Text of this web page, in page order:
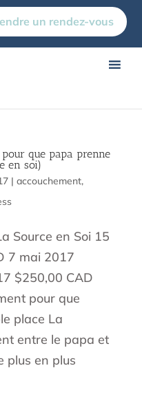
un rendez-vous
que papa prenne
en soi)
| accouchement,
Source en Soi 15
7 mai 2017
$250,00 CAD
pour que
place La
entre le papa et
plus en plus